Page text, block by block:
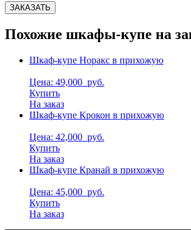
Похожие шкафы-купе на
Шкаф-купе Норакс в прихожую
Цена: 49,000 руб.
Купить
На заказ
Шкаф-купе Крокон в прихожую
Цена: 42,000 руб.
Купить
На заказ
Шкаф-купе Кранай в прихожую
Цена: 45,000 руб.
Купить
На заказ